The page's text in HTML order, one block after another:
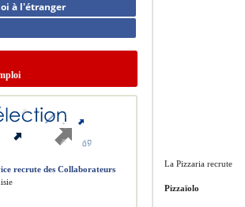
La Pizzaria recrute
Pizzaïolo
à l'étranger
recrute des Collaborateurs